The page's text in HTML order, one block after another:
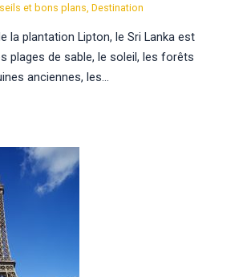
et bons plans ,Destination
la plantation Lipton, le Sri Lanka est
plages de sable, le soleil, les forêts
anciennes, les…